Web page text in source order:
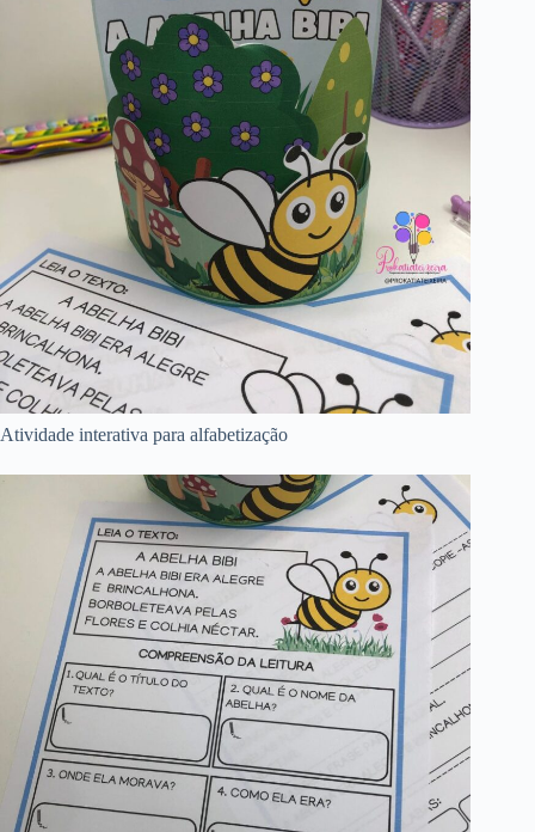
Atividade interativa para alfabetização